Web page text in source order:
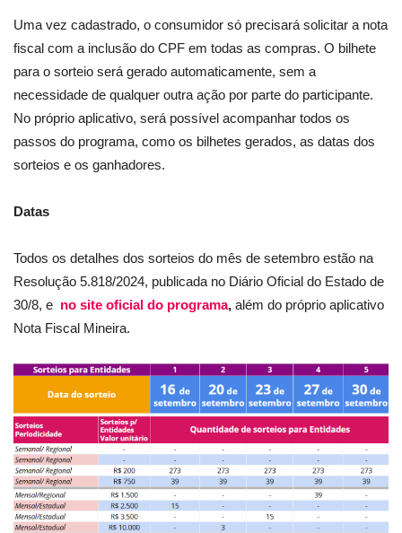
Uma vez cadastrado, o consumidor só precisará solicitar a nota
fiscal com a inclusão do CPF em todas as compras. O bilhete
para o sorteio será gerado automaticamente, sem a
necessidade de qualquer outra ação por parte do participante.
No próprio aplicativo, será possível acompanhar todos os
passos do programa, como os bilhetes gerados, as datas dos
sorteios e os ganhadores.
Datas
Todos os detalhes dos sorteios do mês de setembro estão na
Resolução 5.818/2024, publicada no Diário Oficial do Estado de
30/8, e no site oficial do programa, além do próprio aplicativo
Nota Fiscal Mineira.